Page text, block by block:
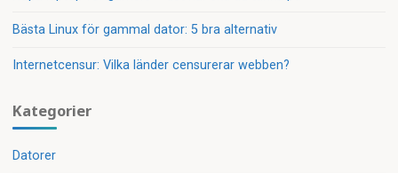
Bästa Linux för gammal dator: 5 bra alternativ
Internetcensur: Vilka länder censurerar webben?
Kategorier
Datorer